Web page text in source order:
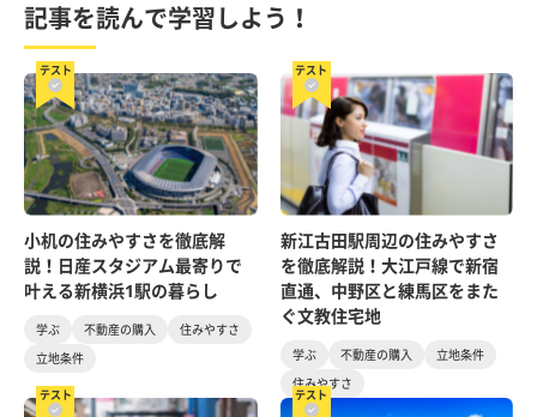
記事を読んで学習しよう！
テスト
小机の住みやすさを徹底解
説！日産スタジアム最寄りで
叶える新横浜1駅の暮らし
学ぶ 不動産の購入
住みやすさ
立地条件
テスト
新江古田駅周辺の住みやすさ
を徹底解説！大江戸線で新宿
直通、中野区と練馬区をまた
ぐ文教住宅地
学ぶ 不動産の購入
立地条件
住みやすさ
テスト テスト